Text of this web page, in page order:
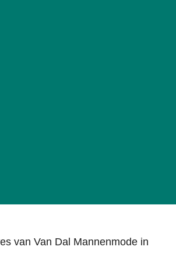
van Van Dal Mannenmode in